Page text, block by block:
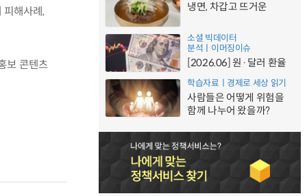
피해사례,
보 콘텐츠
냉면, 차갑고 뜨거운
소셜 빅데이터
분석ㅣ이머징이슈
[2026.06] 원·달러 환율
학습자료ㅣ경제로 세상 읽기
사람들은 어떻게 위험을
함께 나누어 왔을까?